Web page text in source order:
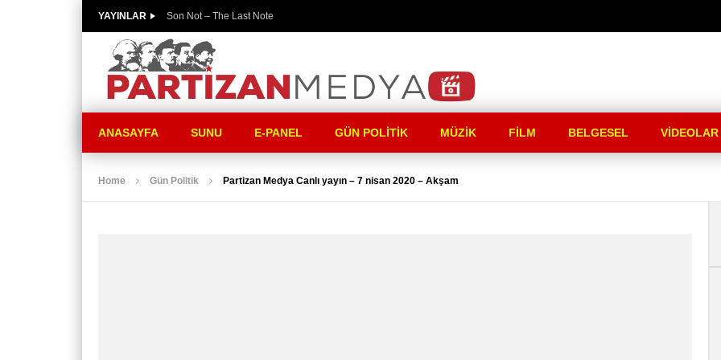
YAYINLAR Son Not – The Last Note
ANASAYFA SUNU E-PANEL GÜN POLITIK MÜZIK FILM BELGESEL VIDEOLAR
Home Gün Politik Partizan Medya Canlı yayın – 7 nisan 2020 – Akşam